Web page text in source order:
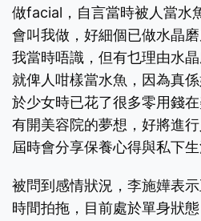
做facial，自言當時被人當水
會叫我做，好細個已做水晶
我當時唔識，但有乜理由水
就俾人咁樣當水魚，因為真
於少女時已花了很多零用錢
有開美容院的夢想，好將進
屆時會分享保養心得與私下
被問到感情狀況， 李施嬅表
時間拍拖，目前處於單身狀